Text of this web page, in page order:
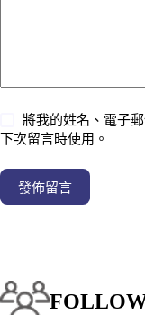
將我的姓名、電子
下次留言時使用。
發佈留言